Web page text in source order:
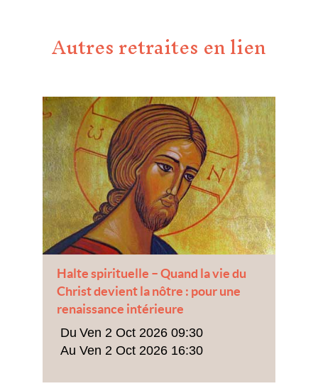
Autres retraites en lien
Halte spirituelle – Quand la vie du
Christ devient la nôtre : pour une
renaissance intérieure
Ven 2 Oct 2026 09:30
Ven 2 Oct 2026 16:30